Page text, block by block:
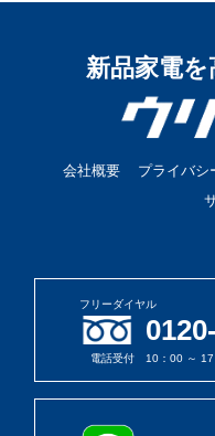
新品家電
会社概要 プライバシ
フリーダイヤル
電話受付 10：00 ～ 17